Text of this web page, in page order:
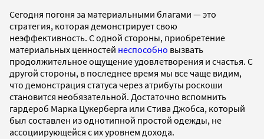
Сегодня погоня за материальными благами — это
стратегия, которая демонстрирует свою
неэффективность. С одной стороны, приобретение
материальных ценностей неспособно вызвать
продолжительное ощущение удовлетворения и счастья. С
другой стороны, в последнее время мы все чаще видим,
что демонстрация статуса через атрибуты роскоши
становится необязательной. Достаточно вспомнить
гардероб Марка Цукерберга или Стива Джобса, который
был составлен из однотипной простой одежды, не
ассоциирующейся с их уровнем дохода.